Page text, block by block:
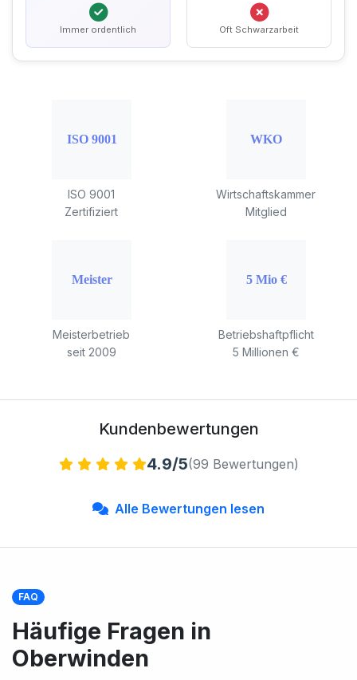
Immer ordentlich Oft Schwarzarbeit
ISO 9001
Zertifiziert
Wirtschaftskammer
Mitglied
Meisterbetrieb
seit 2009
Betriebshaftpflicht
5 Millionen €
Kundenbewertungen
4.9/5(99 Bewertungen)
Alle Bewertungen lesen
FAQ
Häufige Fragen in
Oberwinden